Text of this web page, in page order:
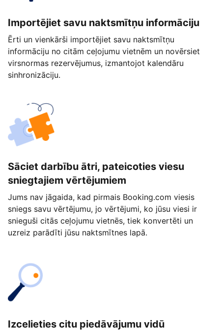
Importējiet savu naktsmītņu informāciju
Ērti un vienkārši importējiet savu naktsmītņu
informāciju no citām ceļojumu vietnēm un novērsiet
virsnormas rezervējumus, izmantojot kalendāru
sinhronizāciju.
Sāciet darbību ātri, pateicoties viesu
sniegtajiem vērtējumiem
Jums nav jāgaida, kad pirmais Booking.com viesis
sniegs savu vērtējumu, jo vērtējumi, ko jūsu viesi ir
snieguši citās ceļojumu vietnēs, tiek konvertēti un
uzreiz parādīti jūsu naktsmītnes lapā.
Izcelieties citu piedāvājumu vidū